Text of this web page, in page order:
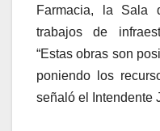
Farmacia, la Sala
trabajos de
“Estas obras son
poniendo los
señaló el Intendente